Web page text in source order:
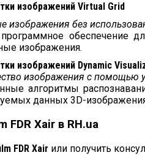
изображений Virtual Grid
изображения без
обеспечение
изображения.
изображений Dynamic
изображения с помощью
алгоритмы
данных 3D-
FDR Xair в RH.ua
FDR Xair или получить